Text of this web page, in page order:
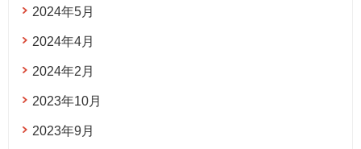
2024年5月
2024年4月
2024年2月
2023年10月
2023年9月